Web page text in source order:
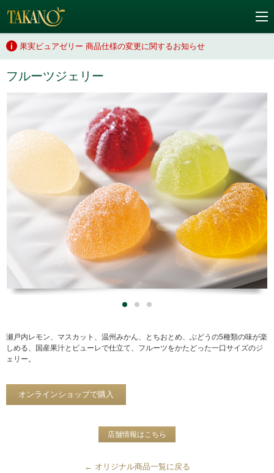
果実ピュアゼリー 商品仕様の変更に関するお知らせ
フルーツジェリー
瀬戸内レモン、マスカット、温州みかん、とちおとめ、ぶどうの5種類の味が楽
しめる、国産果汁とピューレで仕立て、フルーツをかたどった一口サイズのジ
ェリー。
オンラインショップで購入
店舗情報はこちら
オリジナル商品一覧に戻る